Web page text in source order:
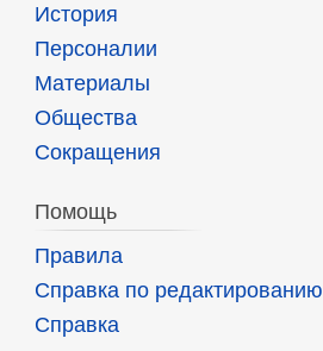
История
Персоналии
Материалы
Общества
Сокращения
Помощь
Правила
Справка по редактированию
Справка